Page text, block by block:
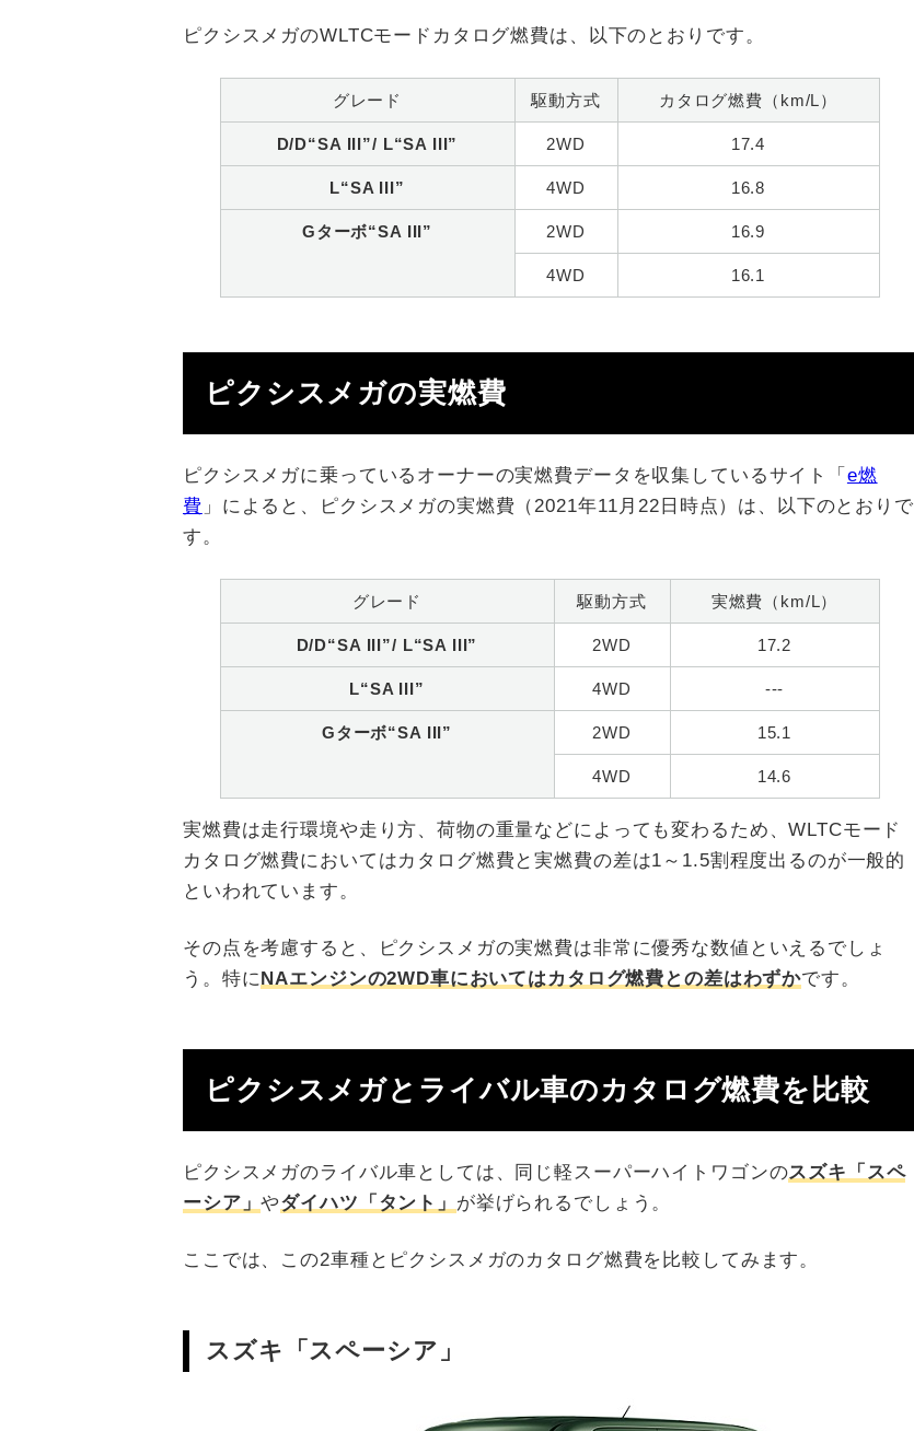
ピクシスメガのWLTCモードカタログ燃費は、以下のとおりです。
グレード 駆動方式 カタログ燃費（km/L）
D/D“SA III”/ L“SA III” 2WD 17.4
L“SA III” 4WD 16.8
Gターボ“SA III” 2WD 16.9
4WD 16.1
ピクシスメガの実燃費
ピクシスメガに乗っているオーナーの実燃費データを収集しているサイト「 e燃
費 」によると、ピクシスメガの実燃費（2021年11月22日時点）は、以下のとおりで
す。
グレード 駆動方式 実燃費（km/L）
D/D“SA III”/ L“SA III” 2WD 17.2
L“SA III” 4WD ---
Gターボ“SA III” 2WD 15.1
4WD 14.6
実燃費は走行環境や走り方、荷物の重量などによっても変わるため、WLTCモード
カタログ燃費においてはカタログ燃費と実燃費の差は1～1.5割程度出るのが一般的
といわれています。
その点を考慮すると、ピクシスメガの実燃費は非常に優秀な数値といえるでしょ
う。特に NAエンジンの2WD車においてはカタログ燃費との差はわずかです。
ピクシスメガとライバル車のカタログ燃費を比較
ピクシスメガのライバル車としては、同じ軽スーパーハイトワゴンのスズキ「スペ
ーシア」やダイハツ「タント」 が挙げられるでしょう。
ここでは、この2車種とピクシスメガのカタログ燃費を比較してみます。
スズキ「スペーシア」